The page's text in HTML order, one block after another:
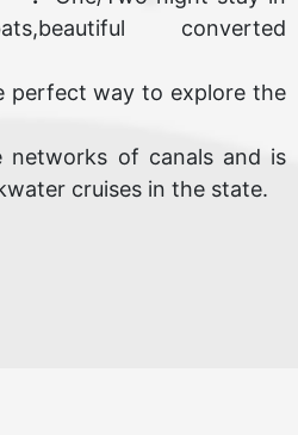
converted
perfect way to explore the
networks of canals and is
cruises in the state.